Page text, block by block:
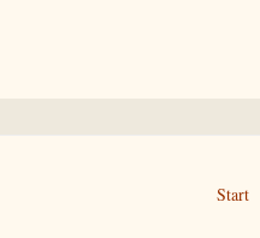
Start